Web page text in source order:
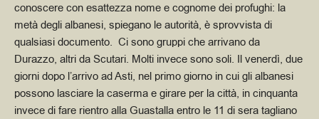
conoscere con esattezza nome e cognome dei profughi: la
metà degli albanesi, spiegano le autorità, è sprovvista di
qualsiasi documento. Ci sono gruppi che arrivano da
Durazzo, altri da Scutari. Molti invece sono soli. Il venerdì, due
giorni dopo l’arrivo ad Asti, nel primo giorno in cui gli albanesi
possono lasciare la caserma e girare per la città, in cinquanta
invece di fare rientro alla Guastalla entro le 11 di sera tagliano